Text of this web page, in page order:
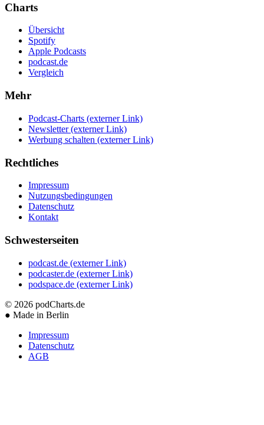
Charts
Übersicht
Spotify
Apple Podcasts
podcast.de
Vergleich
Mehr
Podcast-Charts (externer Link)
Newsletter (externer Link)
Werbung schalten (externer Link)
Rechtliches
Impressum
Nutzungsbedingungen
Datenschutz
Kontakt
Schwesterseiten
podcast.de (externer Link)
podcaster.de (externer Link)
podspace.de (externer Link)
© 2026 podCharts.de
● Made in Berlin
Impressum
Datenschutz
AGB